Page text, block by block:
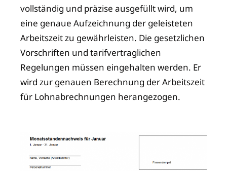
vollständig und präzise ausgefüllt wird, um
eine genaue Aufzeichnung der geleisteten
Arbeitszeit zu gewährleisten. Die gesetzlichen
Vorschriften und tarifvertraglichen
Regelungen müssen eingehalten werden. Er
wird zur genauen Berechnung der Arbeitszeit
für Lohnabrechnungen herangezogen.